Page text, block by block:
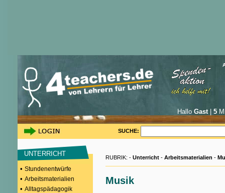
Hallo Gast| 5
SUCHE:
UNTERRICHT
• Stundenentwürfe
• Arbeitsmaterialien
• Alltagspädagogik
RUBRIK: - Unterricht - Arbeitsmaterialien -
Musik